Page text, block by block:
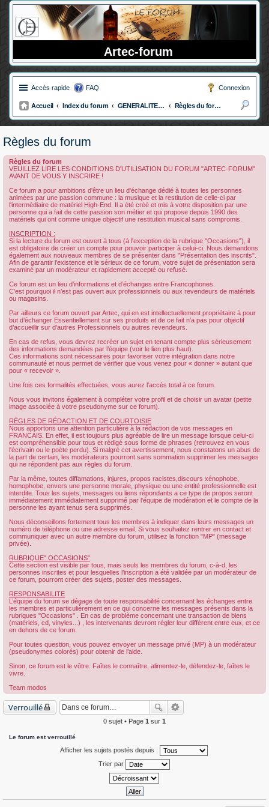
Artec-forum
Accès rapide FAQ Connexion
Accueil Index du forum GENERALITE DU FORUM
Règles du forum
ec
Règles du forum
Règles du forum
VEUILLEZ LIRE LES CONDITIONS D'UTILISATION DU FORUM "ARTEC-FORUM"
AVANT DE VOUS Y INSCRIRE !
Ce forum a pour ambitions d'être un lieu d'échange dédié à toutes les personnes
animées par une passion commune : la musique et la restitution de celle-ci par
l'intermédiaire de matériel High-End. Il a été créé et mis à votre disposition par une
personne qui a fait de cette passion son métier et qui propose depuis 1990 des
matériels qui ont comme unique objectif une restitution musical sans compromis.
INSCRIPTION :
Si la lecture du forum est ouvert à tous (à l'exception de la rubrique "Occasions"), il
est obligatoire de créer un compte pour pouvoir participer à celui-ci. Nous demandons
également aux nouveaux membres de se présenter dans "Présentation des inscrits".
Afin de garantir l'existence et le sérieux de ce forum, votre sujet de présentation sera
examiné par un modérateur et rapidement accepté ou refusé.
Ce forum est un lieu d’informations et d’échanges entre Francophones.
C’est pourquoi il n’est pas ouvert aux professionnels ou aux revendeurs de matériels
ou magasins.
Par ailleurs ce forum ouvert par Artec, qui en est intellectuellement propriétaire à pour
but d’échanger Essentiellement sur ses produits et de ce fait n’a pas pour objectif
d’accueillir sur d'autres Professionnels ou autres revendeurs.
En cas de refus, vous devrez recréer un sujet en tenant compte plus sérieusement
des informations demandées par l’équipe (voir le lien plus haut).
Ces informations sont nécessaires pour favoriser votre intégration dans notre
communauté et nous permet de vérifier que vous venez pour « donner » autant que
pour « recevoir ».
Une fois ces formalités effectuées, vous aurez l'accès total à ce forum.
Nous vous invitons également à compléter votre profil et de choisir un avatar (petite
image associée à votre pseudonyme sur ce forum).
RÈGLES DE RÉDACTION ET DE COURTOISIE
Nous apportons une attention particulière à la rédaction de vos messages en
FRANCAIS. En effet, il est toujours plus agréable de lire un message lorsque celui-ci
est compréhensible pour tous et rédigé sous forme de phrases (retrouvez en vous
l'écrivain ou le poète perdu). Si malgré cet avertissement, nous constatons un abus de
la part de certain, les modérateurs pourront sans sommation supprimer les messages
qui ne répondent pas aux règles du forum.
Par la même, toutes diffamations, injures, propos racistes,discours xénophobe,
homophobe, envers une personne morale, physique ou une entité professionnelle est
interdite. Tous les sujets, messages ou liens répondants a ce type de propos seront
immédiatement immédiatement supprimé par l'équipe de modération et le compte de la
personne les ayant tenus sera supprimés.
Nous déconseillons fortement tous les membres à indiquer dans leurs messages un
numéro de téléphone ou une adresse email. Si vous souhaitez rentrer en contact et
communiquer avec un autre membre du forum, utilisez la fonction "MP" (message
privée).
RUBRIQUE" OCCASIONS"
Cette section est visible par tous, mais seuls les membres du forum, c-à-d, les
personnes inscrites et pour lesquelles l’inscription a été validée par un modérateur de
ce forum, pourront créer des sujets, poster des messages.
RESPONSABILITE
L’équipe du forum se dégage de toute responsabilité concernant les échanges entre
les membres et particulièrement en ce qui concerne les messages présents dans la
rubriques "Occasions" . En cas de problème concernant une transaction de biens
(matériels, cd, vinyles...) , les intervenants devront régler leur différent entre eux, et ce
en dehors de ce forum.
Pour toutes question, vous pouvez envoyer un message privé (MP) à un modérateur
(pseudonymes colorés) pour obtenir de l’aide.
Sinon, ce forum est le vôtre. Faîtes le connaître, alimentez-le, défendez-le, faîtes le
vivre.
Team modos
Verrouillé
0 sujet • Page 1 sur 1
Le forum est verrouillé
Afficher les sujets postés depuis :
Trier par